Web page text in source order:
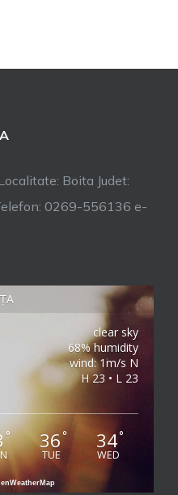
Boita Judet:
0269-556136 e-
clear sky
68% humidity
wind: 1m/s N
H 23 • L 23
° 36°
TUE
34°
WED